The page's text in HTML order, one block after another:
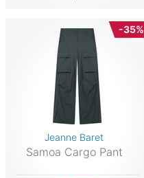
-35%
Jeanne Baret
Samoa Cargo Pant